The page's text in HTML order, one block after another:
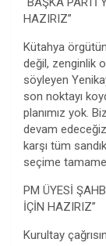
HAZIRIZ”
Kütahya
değil, zenginlik
söyleyen
son noktayı
planımız yok.
devam
karşı tüm
seçime
PM ÜYESİ
İÇİN HAZIRIZ”
Kurultay